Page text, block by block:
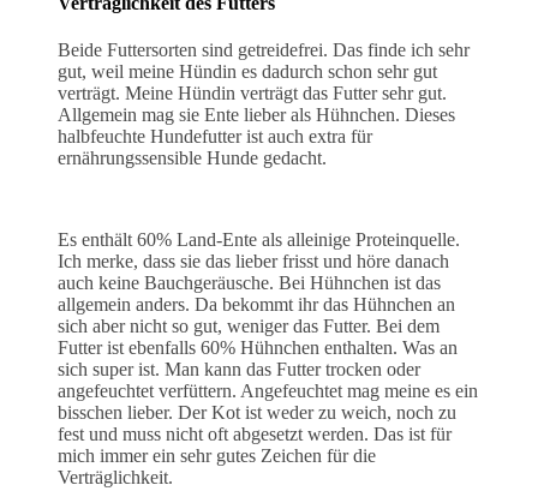
Beide Futtersorten sind getreidefrei. Das finde ich sehr
gut, weil meine Hündin es dadurch schon sehr gut
verträgt. Meine Hündin verträgt das Futter sehr gut.
Allgemein mag sie Ente lieber als Hühnchen. Dieses
halbfeuchte Hundefutter ist auch extra für
ernährungssensible Hunde gedacht.
Es enthält 60% Land-Ente als alleinige Proteinquelle.
Ich merke, dass sie das lieber frisst und höre danach
auch keine Bauchgeräusche. Bei Hühnchen ist das
allgemein anders. Da bekommt ihr das Hühnchen an
sich aber nicht so gut, weniger das Futter. Bei dem
Futter ist ebenfalls 60% Hühnchen enthalten. Was an
sich super ist. Man kann das Futter trocken oder
angefeuchtet verfüttern. Angefeuchtet mag meine es ein
bisschen lieber. Der Kot ist weder zu weich, noch zu
fest und muss nicht oft abgesetzt werden. Das ist für
mich immer ein sehr gutes Zeichen für die
Verträglichkeit.